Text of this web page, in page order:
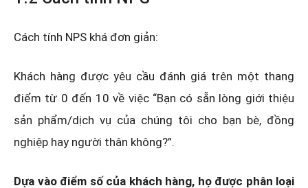
Cách tính NPS khá đơn giản:
Khách hàng được yêu cầu đánh giá trên một thang
điểm từ 0 đến 10 về việc “Bạn có sẵn lòng giới thiệu
sản phẩm/dịch vụ của chúng tôi cho bạn bè, đồng
nghiệp hay người thân không?”.
Dựa vào điểm số của khách hàng, họ được phân loại